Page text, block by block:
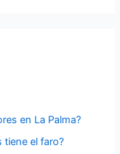
en La Palma?
tiene el faro?